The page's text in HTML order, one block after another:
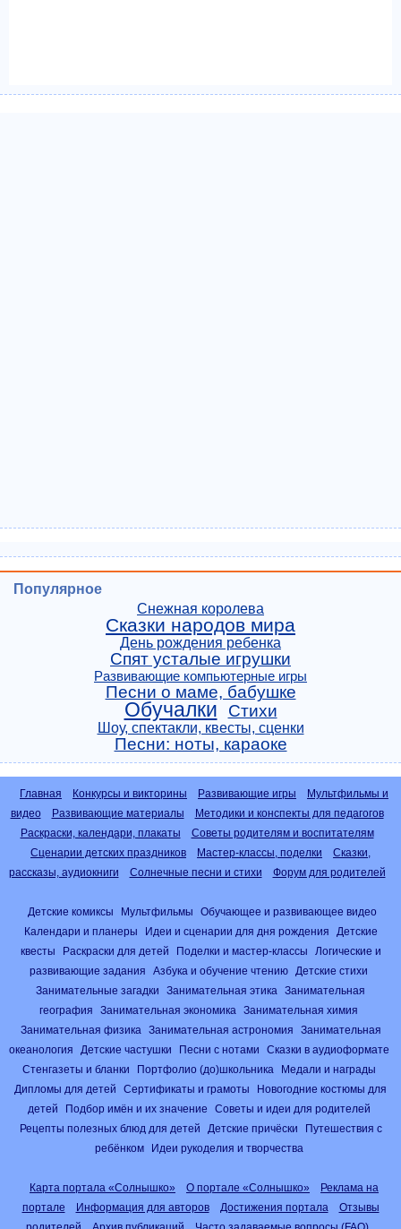
Популярное
Снежная королева
Сказки народов мира
День рождения ребенка
Спят усталые игрушки
Развивающие компьютерные игры
Песни о маме, бабушке
Обучалки Стихи
Шоу, спектакли, квесты, сценки
Песни: ноты, караоке
Главная Конкурсы и викторины Развивающие игры
Мультфильмы и
видео
Развивающие материалы
Методики и конспекты для педагогов
Раскраски, календари, плакаты
Советы родителям и воспитателям
Сценарии детских праздников
Мастер-классы, поделки
Сказки,
рассказы, аудиокниги
Солнечные песни и стихи Форум для родителей
Детские комиксы Мультфильмы
Обучающее и развивающее видео
Календари и планеры
Идеи и сценарии для дня рождения
Детские
квесты
Раскраски для детей Поделки и мастер-классы
Логические и
развивающие задания
Азбука и обучение чтению
Детские стихи
Занимательные загадки
Занимательная этика
Занимательная
география
Занимательная экономика
Занимательная химия
Занимательная физика
Занимательная астрономия
Занимательная
океанология
Детские частушки Песни с нотами
Сказки в аудиоформате
Стенгазеты и бланки
Портфолио (до)школьника
Медали и награды
Дипломы для детей
Сертификаты и грамоты
Новогодние костюмы для
детей
Подбор имён и их значение
Советы и идеи для родителей
Рецепты полезных блюд для детей
Детские причёски
Путешествия с
ребёнком
Идеи рукоделия и творчества
Карта портала «Солнышко» О портале «Солнышко»
Реклама на
портале
Информация для авторов Достижения портала
Отзывы